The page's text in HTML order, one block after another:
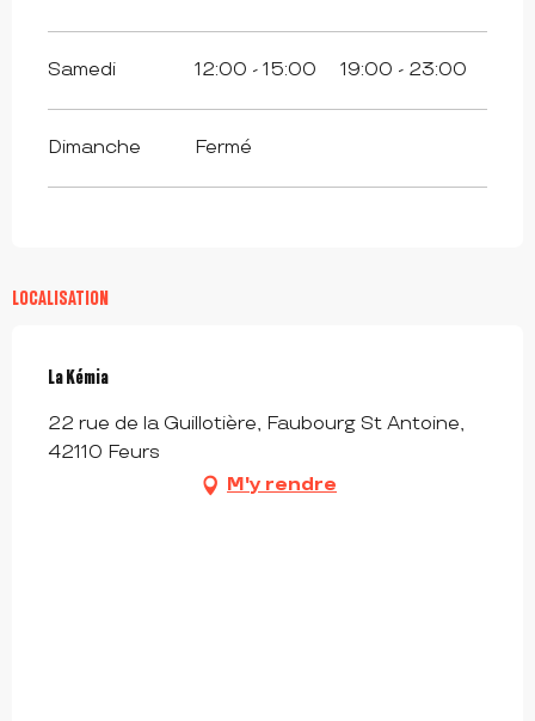
Samedi 12:00 - 15:00 19:00 - 23:00
Dimanche Fermé
LOCALISATION
La Kémia
22 rue de la Guillotière, Faubourg St Antoine,
42110 Feurs
M'y rendre